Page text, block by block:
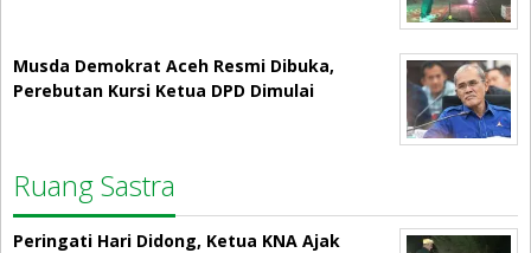
Musda Demokrat Aceh Resmi Dibuka,
Perebutan Kursi Ketua DPD Dimulai
Ruang Sastra
Peringati Hari Didong, Ketua KNA Ajak